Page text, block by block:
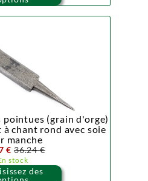
pointues (grain d'orge)
chant rond avec soie
manche
€ 36.24 €
stock
des